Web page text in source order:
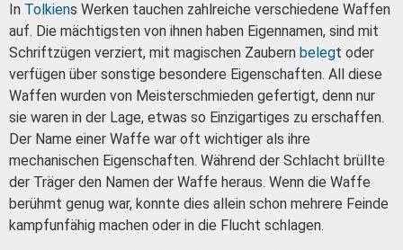
In Tolkiens Werken tauchen zahlreiche verschiedene Waffen
auf. Die mächtigsten von ihnen haben Eigennamen, sind mit
Schriftzügen verziert, mit magischen Zaubern belegt oder
verfügen über sonstige besondere Eigenschaften. All diese
Waffen wurden von Meisterschmieden gefertigt, denn nur
sie waren in der Lage, etwas so Einzigartiges zu erschaffen.
Der Name einer Waffe war oft wichtiger als ihre
mechanischen Eigenschaften. Während der Schlacht brüllte
der Träger den Namen der Waffe heraus. Wenn die Waffe
berühmt genug war, konnte dies allein schon mehrere Feinde
kampfunfähig machen oder in die Flucht schlagen.